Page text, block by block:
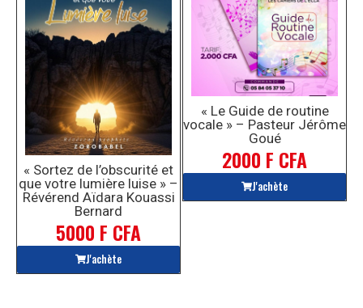
« Sortez de l’obscurité et
que votre lumière luise » –
Révérend Aïdara Kouassi
Bernard
5000 F CFA
J'achète
« Le Guide de routine
vocale » – Pasteur Jérôme
Goué
2000 F CFA
J'achète